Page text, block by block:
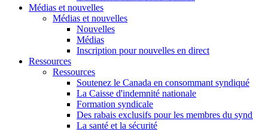
Médias et nouvelles
Médias et nouvelles
Nouvelles
Médias
Inscription pour nouvelles en direct
Ressources
Ressources
Soutenez le Canada en consommant syndiqué
La Caisse d'indemnité nationale
Formation syndicale
Des rabais exclusifs pour les membres du
La santé et la sécurité